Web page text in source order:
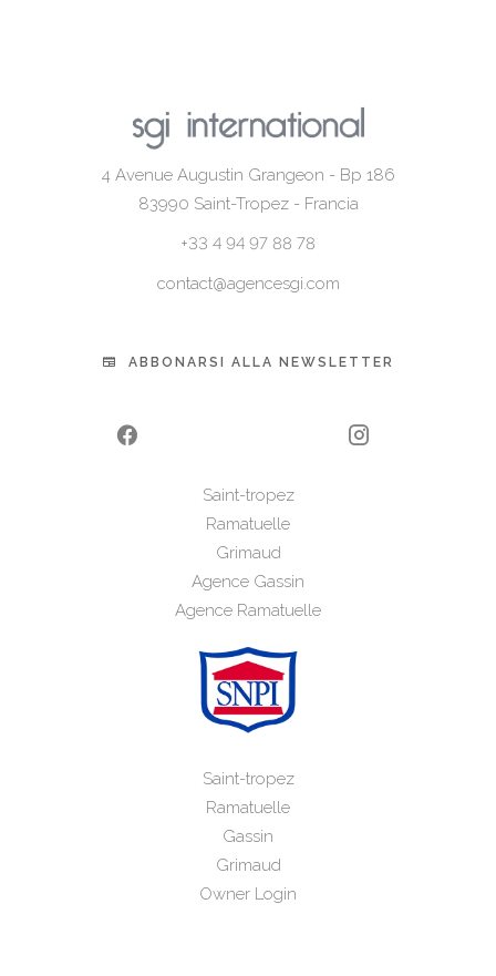
4 Avenue Augustin Grangeon - Bp 186
83990 Saint-Tropez - Francia
+33 4 94 97 88 78
contact@agencesgi.com
ABBONARSI ALLA NEWSLETTER
Saint-tropez
Ramatuelle
Grimaud
Agence Gassin
Agence Ramatuelle
Saint-tropez
Ramatuelle
Gassin
Grimaud
Owner Login